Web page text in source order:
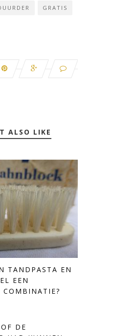
GRATIS
ALSO LIKE
TANDPASTA EN
EEN
COMBINATIE?
DE